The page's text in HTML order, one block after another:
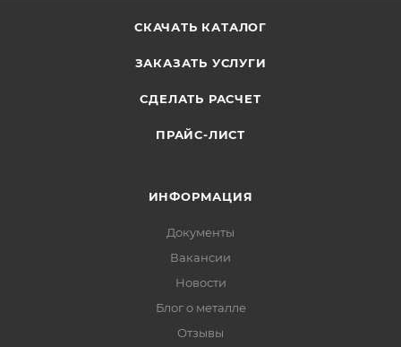
СКАЧАТЬ КАТАЛОГ
ЗАКАЗАТЬ УСЛУГИ
СДЕЛАТЬ РАСЧЕТ
ПРАЙС-ЛИСТ
ИНФОРМАЦИЯ
Документы
Вакансии
Новости
Блог о металле
Отзывы